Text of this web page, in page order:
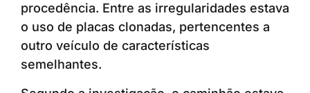
procedência. Entre as irregularidades estava
o uso de placas clonadas, pertencentes a
outro veículo de características
semelhantes.